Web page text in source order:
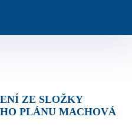
PLÁNU MACHOVÁ